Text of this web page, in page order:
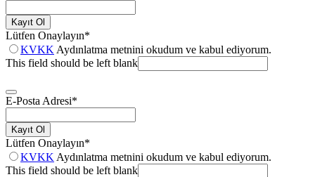
Kayıt Ol
Lütfen Onaylayın*
KVKK Aydınlatma metnini okudum ve kabul ediyorum.
This field should be left blank
E-Posta Adresi*
Kayıt Ol
Lütfen Onaylayın*
KVKK Aydınlatma metnini okudum ve kabul ediyorum.
This field should be left blank